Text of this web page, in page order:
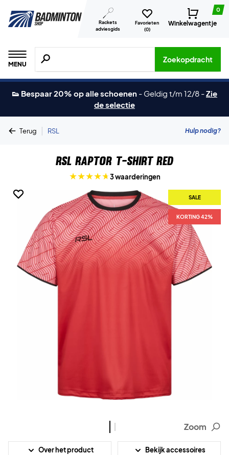
Rackets
adviesgids
Favorieten
(0)
0
Winkelwagentje
MENU
Zoeken naar producten, merken etc.
Zoekopdracht
👟 Bespaar 20% op alle schoenen - Geldig t/m 12/8 -Zie
de selectie
Terug | RSL Hulp nodig?
RSL Raptor T-shirt Red
3 waarderingen
SALE
KORTING 42%
SALE
KORTING 42%
Zoom
Over het product Bekijk accessoires